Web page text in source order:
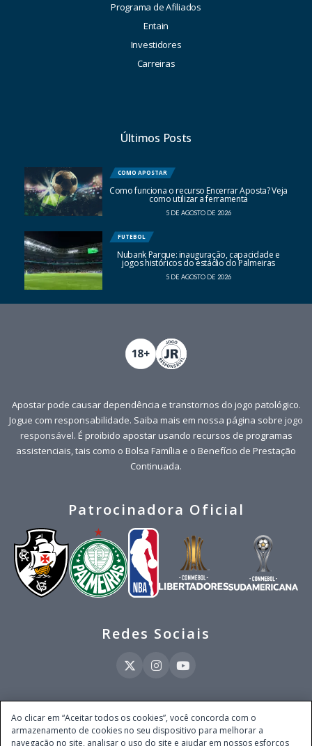
Programa de Afiliados
Entain
Investidores
Carreiras
Últimos Posts
COMO APOSTAR
Como funciona o recurso Encerrar Aposta? Veja
como utilizar a ferramenta
5 DE AGOSTO DE 2026
FUTEBOL
Nubank Parque: inauguração, capacidade e
jogos históricos do estádio do Palmeiras
5 DE AGOSTO DE 2026
Apostar pode causar dependência e transtornos do jogo patológico.
Jogue com responsabilidade. Saiba mais em nossa página sobre jogo
responsável. É proibido apostar usando recursos de programas
assistenciais, tais como o Bolsa Família e o Benefício de Prestação
Continuada.
Patrocinadora Oficial
Redes Sociais
Este site é operado pela Ventmear Brasil LTDA (CNPJ 52.868.380/0001-84), com
endereço na Avenida Brigadeiro Faria Lima, nº 4.055, 3º andar, Itaim Bibi, no
Município de São Paulo, Estado de São Paulo, CEP 04538-133, Brasil - empresa
Ao clicar em “Aceitar todos os cookies”, você concorda com o
armazenamento de cookies no seu dispositivo para melhorar a
navegação no site, analisar o uso do site e ajudar em nossos esforços